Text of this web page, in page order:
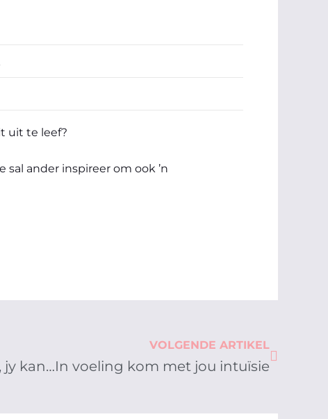
uit te leef?
ander inspireer om ook ’n
VOLGENDE ARTIKEL
jy kan…In voeling kom met jou intuïsie
Next